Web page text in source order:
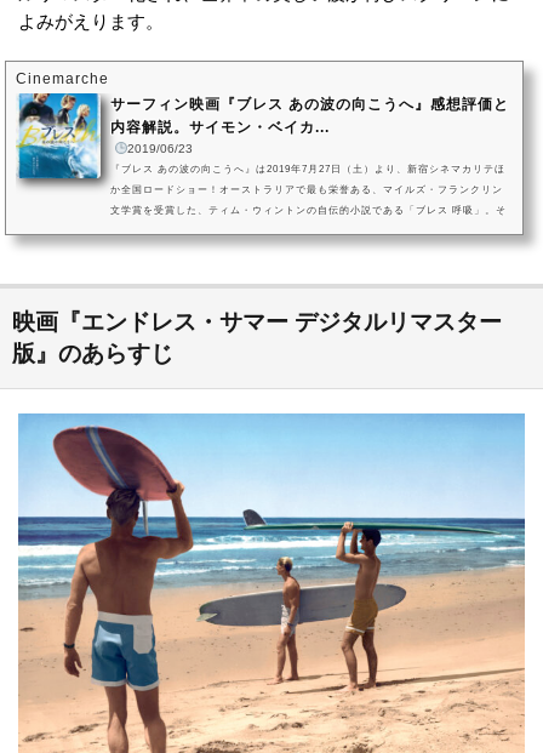
よみがえります。
Cinemarche
サーフィン映画『ブレス あの波の向こうへ』感想評価と
内容解説。サイモン・ベイカ...
2019/06/23
『ブレス あの波の向こうへ』は2019年7月27日（土）より、新宿シネマカリテほ
か全国ロードショー！オーストラリアで最も栄誉ある、マイルズ・フランクリン
文学賞を受賞した、ティム・ウィントンの自伝的小説である「ブレス 呼吸」。そ
映画『エンドレス・サマー デジタルリマスター
版』のあらすじ